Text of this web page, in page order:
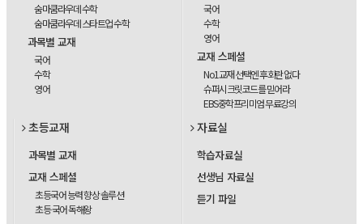
숨마쿰라우데 수학
숨마쿰라우데 스타트업 수학
과목별 교재
국어
수학
영어
국어
수학
영어
교재 스페셜
No1교재 선택엔 후회란 없다
슈퍼시크릿코드를 믿어라
EBS중학프리미엄 무료강의
초등교재
과목별 교재
교재 스페셜
초등국어 능력 향상 솔루션
초등 국어 독해왕
자료실
학습자료실
선생님 자료실
듣기 파일